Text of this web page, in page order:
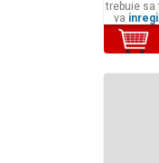
trebuie sa
va